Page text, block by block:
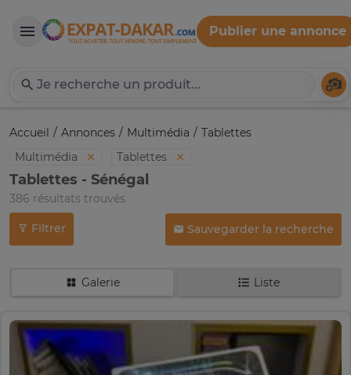
Expat-Dakar
Publier une annonce
Accueil Annonces Multimédia
Tablettes
Multimédia
Tablettes
Tablettes - Sénégal
386 résultats trouvés
Filtrer Sauvegarder la recherche
Galerie Liste